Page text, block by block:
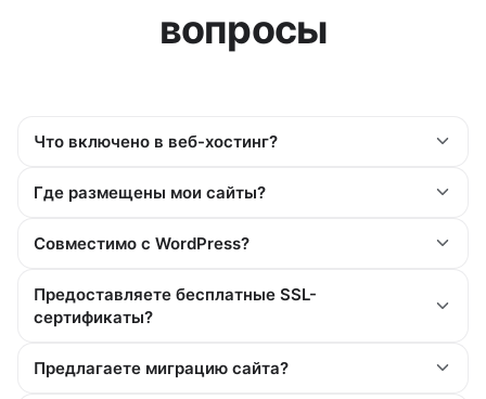
вопросы
Что включено в веб-хостинг?
Где размещены мои сайты?
Совместимо с WordPress?
Предоставляете бесплатные SSL-
сертификаты?
Предлагаете миграцию сайта?